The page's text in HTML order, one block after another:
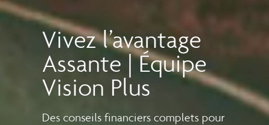
Vivez l’avantage
Assante | Équipe
Vision Plus
Des conseils financiers complets pour